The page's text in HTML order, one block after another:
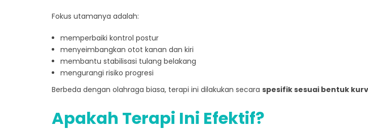
Fokus utamanya adalah:
memperbaiki kontrol postur
menyeimbangkan otot kanan dan kiri
membantu stabilisasi tulang belakang
mengurangi risiko progresi
Berbeda dengan olahraga biasa, terapi ini dilakukan secara spesifik sesuai bentuk
Apakah Terapi Ini Efektif?